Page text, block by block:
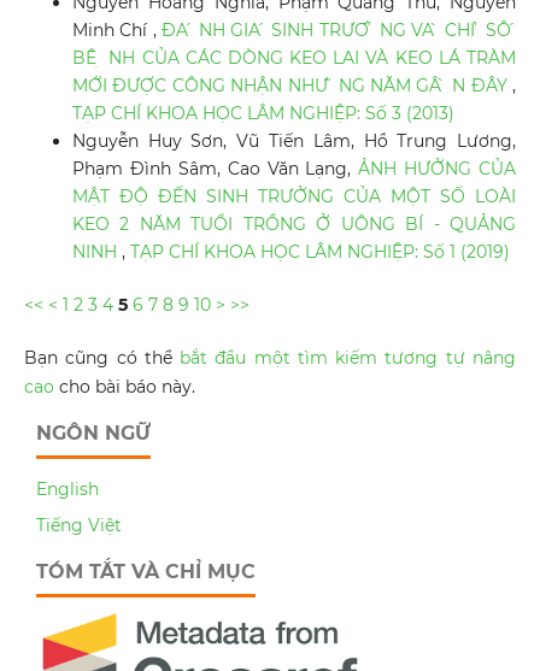
Minh Chí ,ĐA ́ NH GIA ́ SINH TRƯƠ ̉ NG VA ̀ CHI ̉ SÔ ́
BÊ ̣ NH CỦA CÁC DÒNG KEO LAI VÀ KEO LÁ TRÀM
MỚI ĐƯỢC CÔNG NHẬN NHƯ ̃ NG NĂM GÂ ̀ N ĐÂY,
TẠP CHÍ KHOA HỌC LÂM NGHIỆP: Số 3 (2013)
Nguyễn Huy Sơn, Vũ Tiến Lâm, Hồ Trung Lương,
Phạm Đình Sâm, Cao Văn Lạng,ẢNH HƯỞNG CỦA
MẬT ĐỘ ĐẾN SINH TRƯỞNG CỦA MỘT SỐ LOÀI
KEO 2 NĂM TUỔI TRỒNG Ở UÔNG BÍ - QUẢNG
NINH , TẠP CHÍ KHOA HỌC LÂM NGHIỆP: Số 1 (2019)
<< < 1 2 3 4 5 6 7 8 9 10 > >>
Bạn cũng có thể bắt đầu một tìm kiếm tương tự nâng
cao cho bài báo này.
NGÔN NGỮ
English
Tiếng Việt
TÓM TẮT VÀ CHỈ MỤC